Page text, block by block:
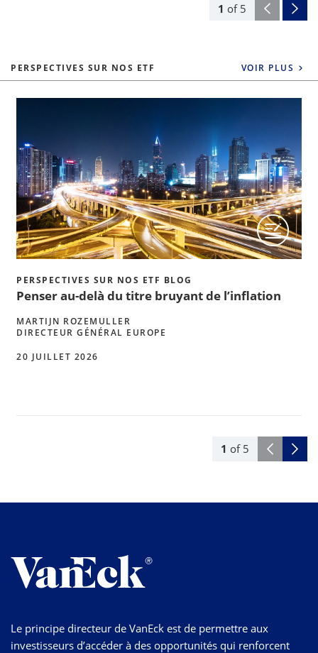
1 of 5
PERSPECTIVES SUR NOS ETF VOIR PLUS
1 of 5
PERSPECTIVES SUR NOS ETF BLOG
Penser au-delà du titre bruyant de l’inflation
MARTIJN ROZEMULLER
DIRECTEUR GÉNÉRAL EUROPE
20 JUILLET 2026
Le principe directeur de VanEck est de permettre aux
investisseurs d’accéder à des opportunités qui renforcent